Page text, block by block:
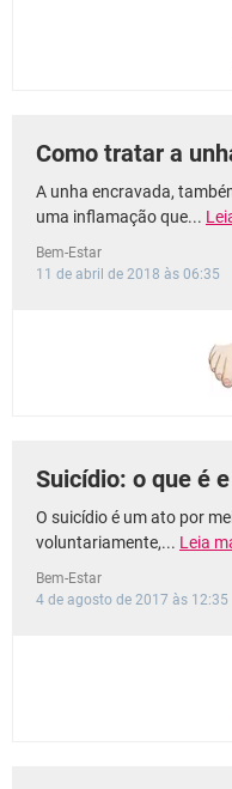
Como tratar a
A unha encravada,
uma inflamação que...
Bem-Estar
11 de abril de 2018 às 06:35
Suicídio: o que é
O suicídio é um ato por
voluntariamente,... Leia
Bem-Estar
4 de agosto de 2017 às 12:35